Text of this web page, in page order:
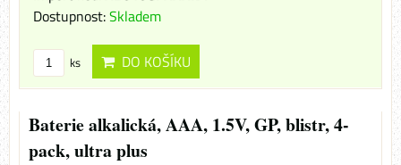
Dostupnost:Skladem
ks DO KOŠÍKU
Baterie alkalická, AAA, 1.5V, GP, blistr, 4-
pack, ultra plus